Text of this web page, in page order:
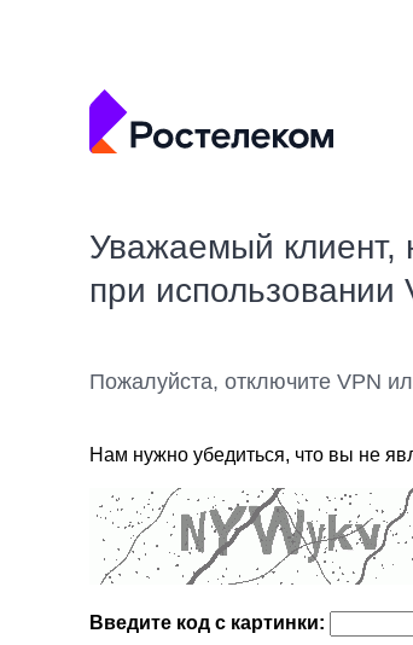
Уважаемый клиент,
при использовании
Пожалуйста, отключите VPN
Нам нужно убедиться, что вы не
Введите код с картинки: